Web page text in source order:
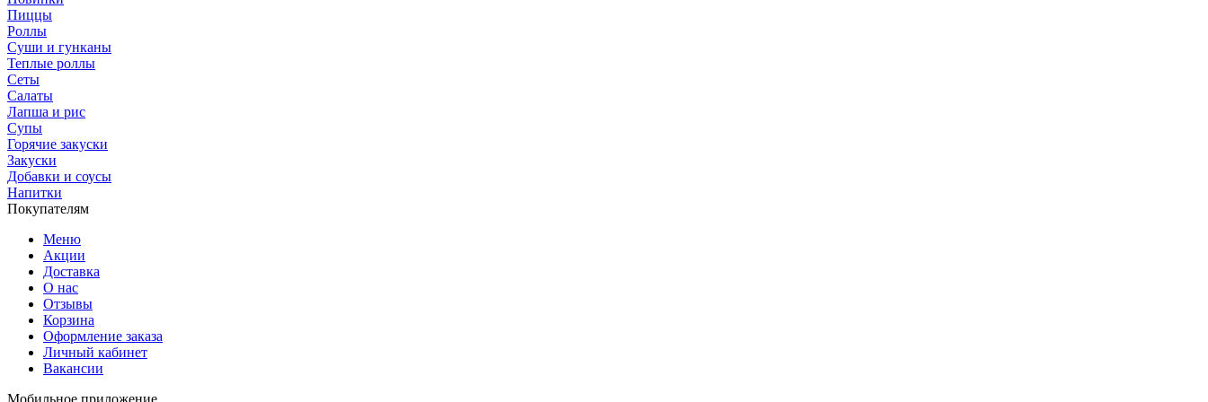
Пиццы
Роллы
Суши и гунканы
Теплые роллы
Сеты
Салаты
Лапша и рис
Супы
Горячие закуски
Закуски
Добавки и соусы
Напитки
Покупателям
Меню
Акции
Доставка
О нас
Отзывы
Корзина
Оформление заказа
Личный кабинет
Вакансии
Мобильное приложение